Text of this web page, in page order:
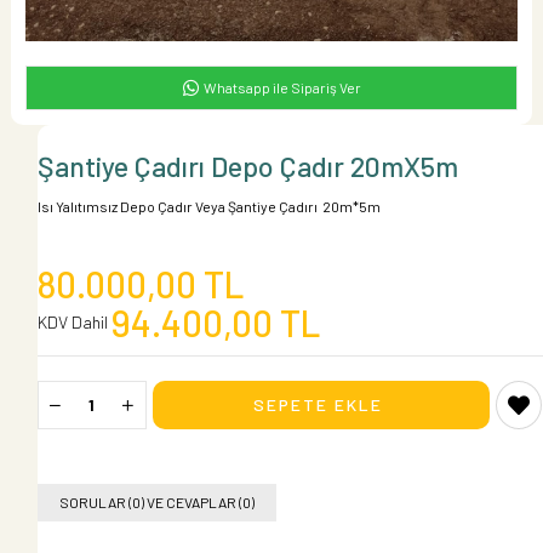
Whatsapp ile Sipariş Ver
Şantiye Çadırı Depo Çadır 20mX5m
Isı Yalıtımsız Depo Çadır Veya Şantiye Çadırı 20m*5m
80.000,00 TL
KDV Dahil 94.400,00 TL
SORULAR (0) VE CEVAPLAR (0)